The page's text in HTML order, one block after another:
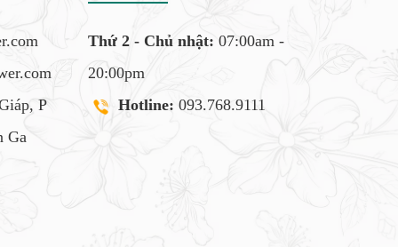
P
Ga
Thứ 2 - Chủ nhật: 07:00am -
20:00pm
Hotline: 093.768.9111